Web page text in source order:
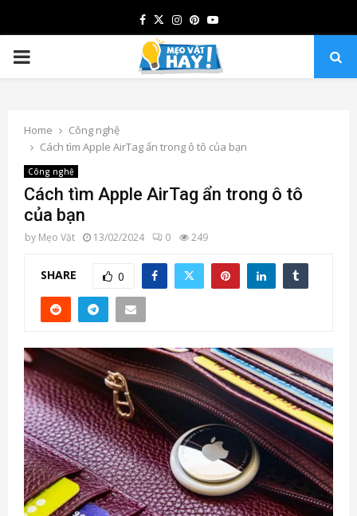
Facebook
TwitterInstagram
Pinterest
Youtube
PRIMARY
Home
Công nghệ
Cách tìm Apple AirTag ẩn trong ô tô của bạn
Công nghệ
Cách tìm Apple AirTag ẩn trong ô tô
của bạn
by Mẹo Vặt 13/02/2024 0 249
SHARE 0